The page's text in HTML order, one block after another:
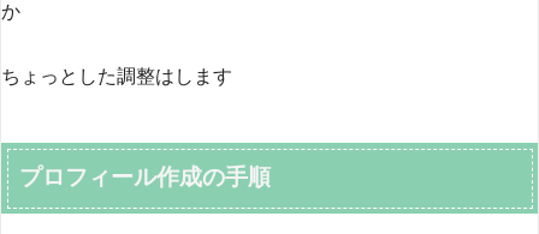
か
ちょっとした調整はします
プロフィール作成の手順